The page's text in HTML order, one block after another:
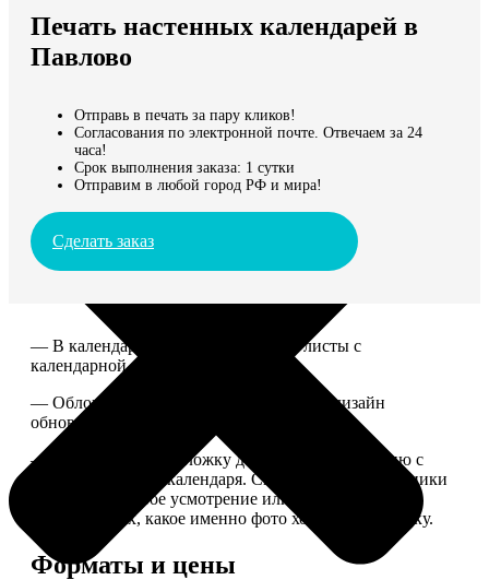
Мы доставляем по всему миру
Продолжить без города
Печать настенных календарей в
Павлово
Отправь в печать за пару кликов!
Согласования по электронной почте. Отвечаем за 24
часа!
Срок выполнения заказа: 1 сутки
Отправим в любой город РФ и мира!
Сделать заказ
— В календаре 13 листов: обложка+листы с
календарной сеткой.
— Обложка для календаря стандартная, дизайн
обновляем каждый год.
— В кружочек на обложку добавляем фотографию с
одной из страниц календаря. Снимок наши сотрудники
выбирают на свое усмотрение или пишите в
комментариях, какое именно фото хотите на обложку.
Форматы и цены